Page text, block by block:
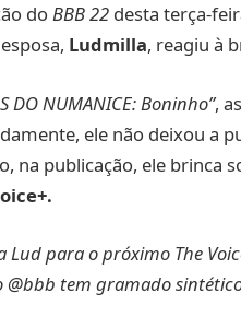
doBBB 22 desta terça-
Ludmilla, reagiu à
DO NUMANICE: Boninho”,
ele não deixou a
na publicação, ele brinca
para o próximo The
@bbb tem gramado